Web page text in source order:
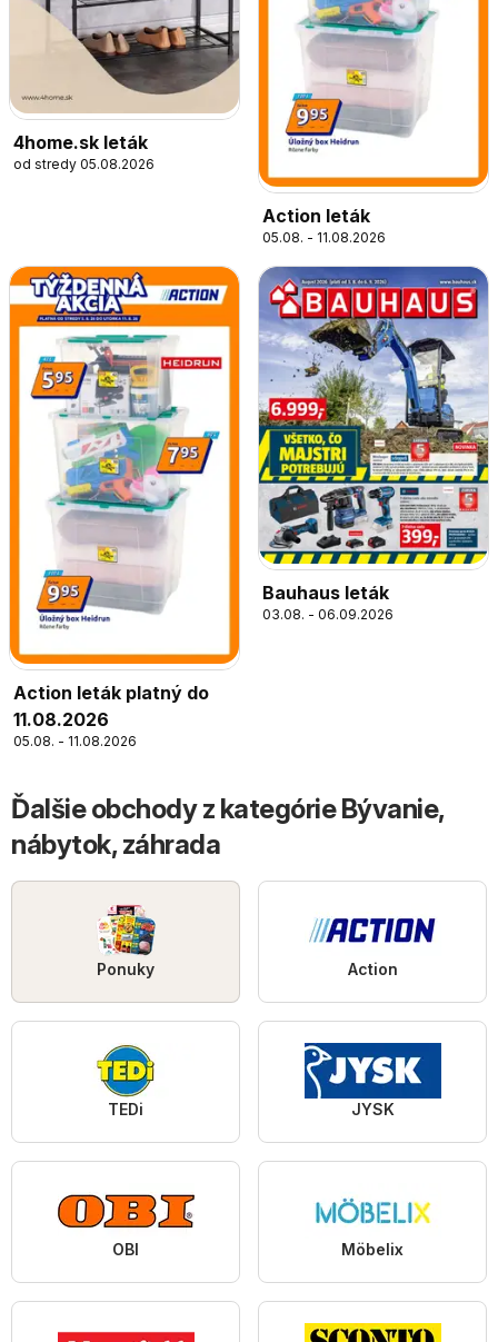
4home.sk leták
od stredy 05.08.2026
Action leták
05.08. - 11.08.2026
Action leták platný do
11.08.2026
05.08. - 11.08.2026
Bauhaus leták
03.08. - 06.09.2026
Ďalšie obchody z kategórie Bývanie,
nábytok, záhrada
Ponuky Action
TEDi JYSK
OBI Möbelix